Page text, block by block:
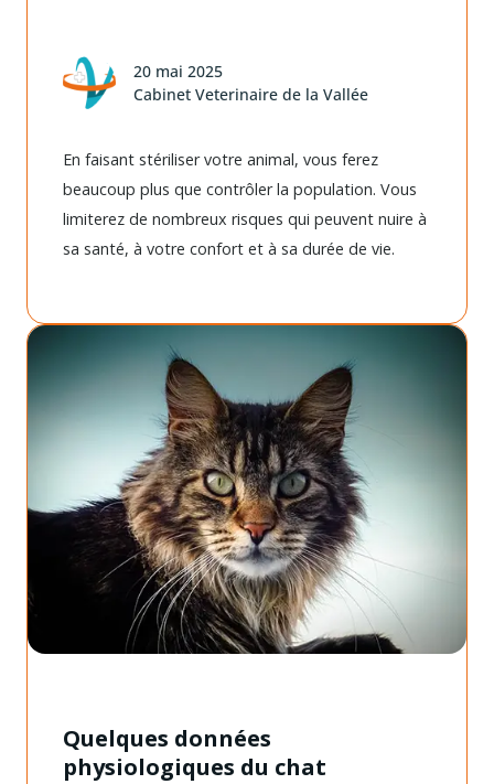
20 mai 2025
Cabinet Veterinaire de la Vallée
En faisant stériliser votre animal, vous ferez
beaucoup plus que contrôler la population. Vous
limiterez de nombreux risques qui peuvent nuire à
sa santé, à votre confort et à sa durée de vie.
Quelques données
physiologiques du chat